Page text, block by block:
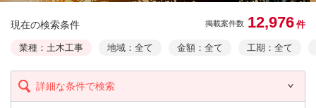
現在の検索条件 掲載案件数 12,976 件
業種：土木工事 地域：全て 金額：全て 工期：全て
詳細な条件で検索